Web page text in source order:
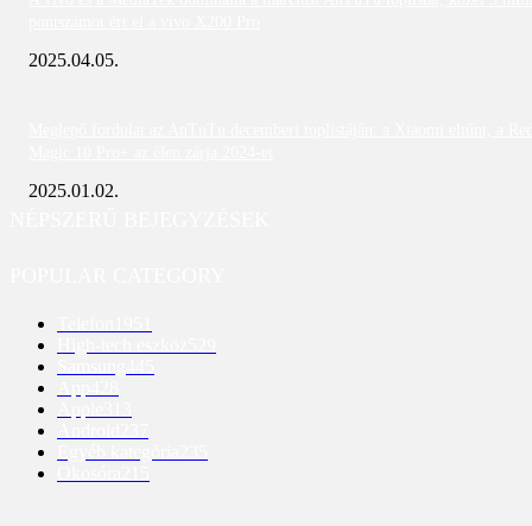
2025.04.05.
2025.01.02.